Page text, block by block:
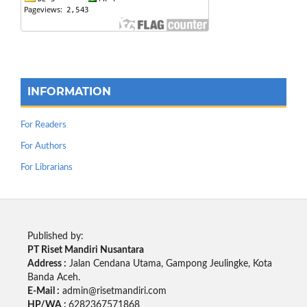
INFORMATION
For Readers
For Authors
For Librarians
Published by:
PT Riset Mandiri Nusantara
Address : Jalan Cendana Utama, Gampong Jeulingke, Kota
Banda Aceh.
E-Mail : admin@risetmandiri.com